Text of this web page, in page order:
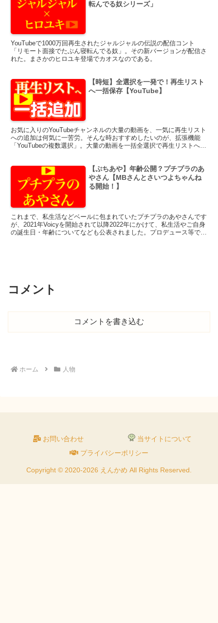
転んでる奴シリーズ」
YouTubeで1000万回再生されたジャルジャルの伝説の配信コント
「リモート面接でたぶん寝転んでる奴」。その新バージョンが配信さ
れた。まさかのヒロユキ登場でカオスなのである。
【時短】全選択を一発で！再生リスト
へ一括保存【YouTube】
お気に入りのYouTubeチャンネルの大量の動画を、一気に再生リスト
への追加は何気に一苦労。そんな時おすすめしたいのが、拡張機能
「YouTubeの複数選択」。大量の動画を一括全選択で再生リストへの
【ぷちあや】年齢公開？プチプラのあ
やさん【MBさんとさいつよちゃんね
る開始！】
これまで、私生活などベールに包まれていたプチプラのあやさんです
が、2021年Voicyを開始されて以降2022年にかけて、私生活やご自身
の誕生日・年齢についてなども公表されました。プロデュース等で忙
コメント
コメントを書き込む
ホーム 人物
お問い合わせ
当サイトについて
プライバシーポリシー
Copyright © 2020-2026 えんかめ All Rights Reserved.